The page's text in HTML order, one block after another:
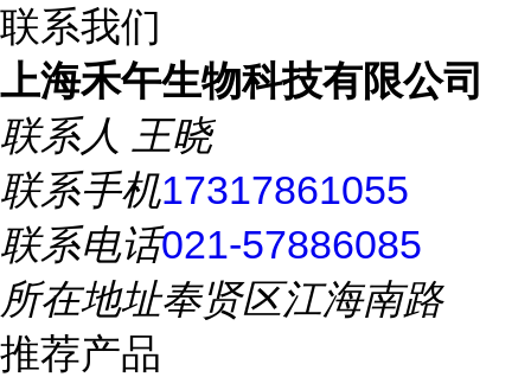
联系我们
上海禾午生物科技有限公司
联系人 王晓
联系手机17317861055
联系电话021-57886085
所在地址奉贤区江海南路
推荐产品